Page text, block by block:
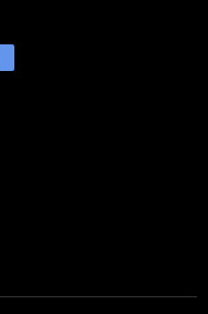
channel/